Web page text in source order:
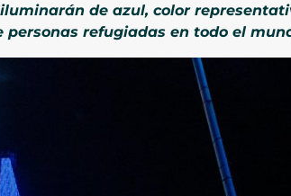
de azul, color
refugiadas en todo el